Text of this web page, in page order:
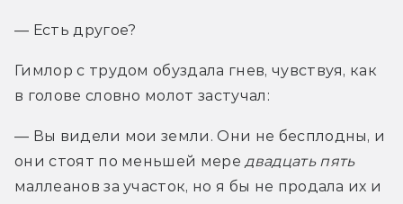
— Есть другое?
Гимлор с трудом обуздала гнев, чувствуя, как
в голове словно молот застучал:
— Вы видели мои земли. Они не бесплодны, и
они стоят по меньшей мере
двадцать пять
маллеанов за участок, но я бы не продала их и